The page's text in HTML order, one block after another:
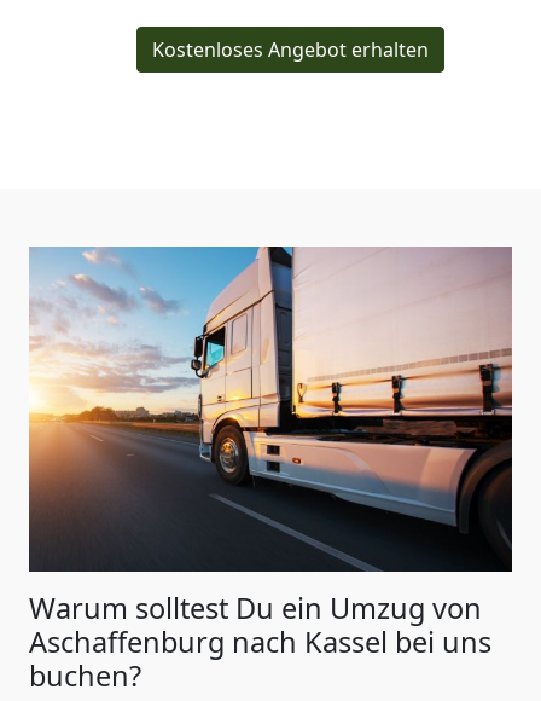
Kostenloses Angebot erhalten
Warum solltest Du ein Umzug von
Aschaffenburg nach Kassel bei uns
buchen?